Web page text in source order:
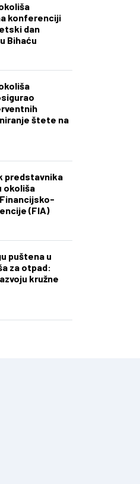
konferenciji
dan
Bihaću
štete na
predstavnika
okoliša
(FIA)
puštena u
za otpad:
kružne